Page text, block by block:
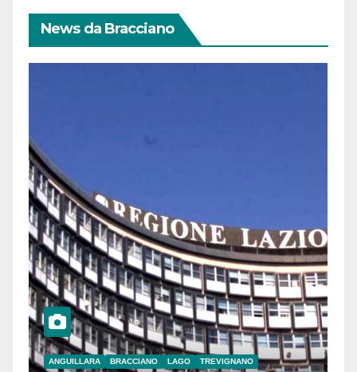
News da Bracciano
ANGUILLARA BRACCIANO LAGO TREVIGNANO